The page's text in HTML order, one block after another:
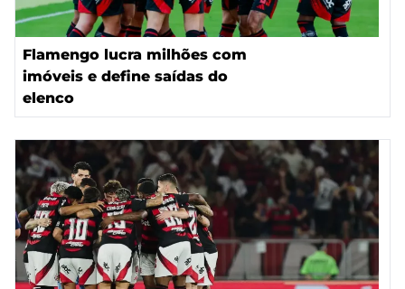
Flamengo lucra milhões com
imóveis e define saídas do
elenco